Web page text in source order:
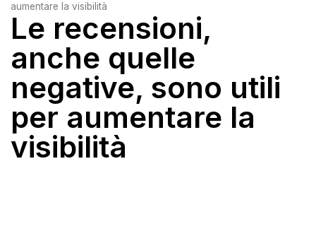
aumentare la visibilità
Le recensioni,
anche quelle
negative, sono utili
per aumentare la
visibilità